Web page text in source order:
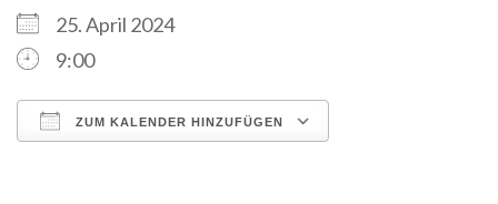
25. April 2024
9:00
ZUM KALENDER HINZUFÜGEN